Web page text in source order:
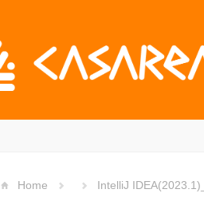
Home IntelliJ